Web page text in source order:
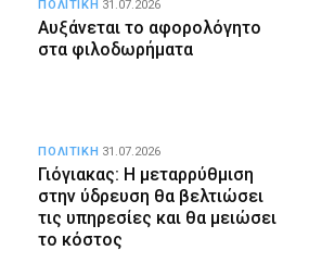
Αυξάνεται το αφορολόγητο
στα φιλοδωρήματα
ΠΟΛΙΤΙΚΗ 31.07.2026
Γιόγιακας: Η μεταρρύθμιση
στην ύδρευση θα βελτιώσει
τις υπηρεσίες και θα μειώσει
το κόστος
ΠΟΛΙΤΙΚΗ 31.07.2026